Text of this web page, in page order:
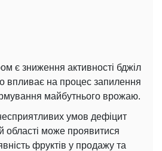
є зниження активності бджіл
впливає на процес запилення
майбутнього врожаю.
умов дефіцит
області може проявитися
фруктів у продажу та